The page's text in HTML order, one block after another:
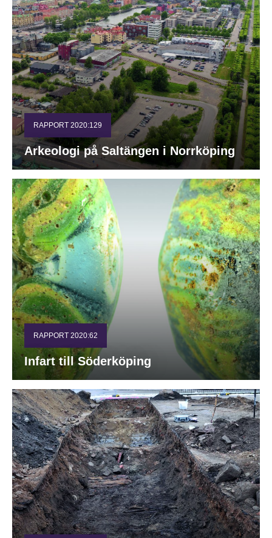
RAPPORT 2020:129
Arkeologi på Saltängen i Norrköping
RAPPORT 2020:62
Infart till Söderköping